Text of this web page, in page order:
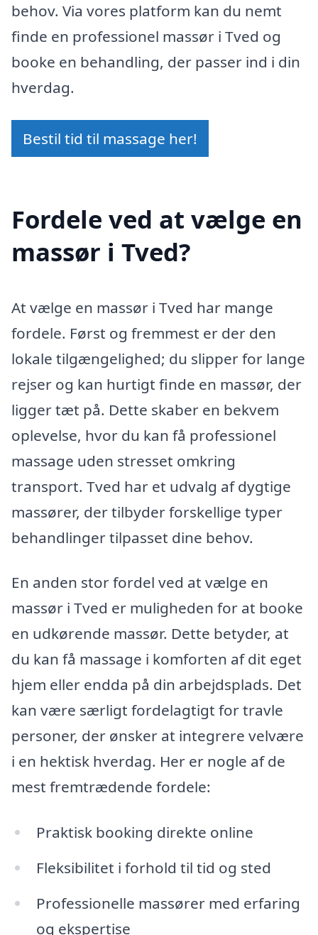
behov. Via vores platform kan du nemt
finde en professionel massør i Tved og
booke en behandling, der passer ind i din
hverdag.
Bestil tid til massage her!
Fordele ved at vælge en
massør i Tved?
At vælge en massør i Tved har mange
fordele. Først og fremmest er der den
lokale tilgængelighed; du slipper for lange
rejser og kan hurtigt finde en massør, der
ligger tæt på. Dette skaber en bekvem
oplevelse, hvor du kan få professionel
massage uden stresset omkring
transport. Tved har et udvalg af dygtige
massører, der tilbyder forskellige typer
behandlinger tilpasset dine behov.
En anden stor fordel ved at vælge en
massør i Tved er muligheden for at booke
en udkørende massør. Dette betyder, at
du kan få massage i komforten af dit eget
hjem eller endda på din arbejdsplads. Det
kan være særligt fordelagtigt for travle
personer, der ønsker at integrere velvære
i en hektisk hverdag. Her er nogle af de
mest fremtrædende fordele:
Praktisk booking direkte online
Fleksibilitet i forhold til tid og sted
Professionelle massører med erfaring
og ekspertise